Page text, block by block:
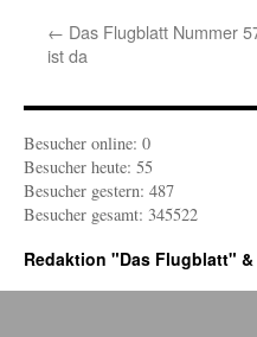
← Das Flugblatt Nummer
ist da
Besucher online: 0
Besucher heute: 55
Besucher gestern: 487
Besucher gesamt: 345522
Redaktion "Das Flugblatt"